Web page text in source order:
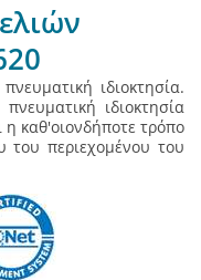
ιδιοκτησία.
ιδιοκτησία
καθ'οιονδήποτε τρόπο
του περιεχομένου του